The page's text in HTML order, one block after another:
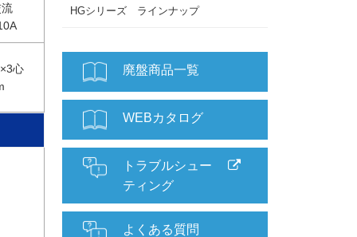
心
HGシリーズ ラインナップ
廃盤商品一覧
WEBカタログ
トラブルシュー
ティング
よくある質問